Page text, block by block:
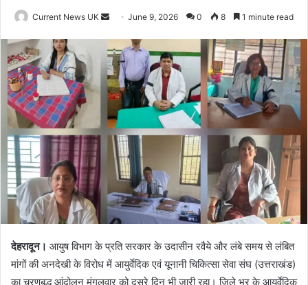
Current News UK
n
d
a
n
e
m
a
June 9, 2026 0 8 1 minute read
देहरादून। आयुष विभाग के प्रति सरकार के उदासीन रवैये और लंबे समय से लंबित
मांगों की अनदेखी के विरोध में आयुर्वेदिक एवं यूनानी चिकित्सा सेवा संघ (उत्तराखंड)
का चरणबद्ध आंदोलन मंगलवार को दूसरे दिन भी जारी रहा। जिले भर के आयुर्वेदिक